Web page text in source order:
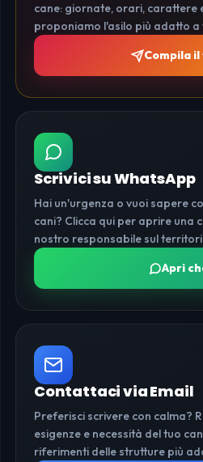
cane: giornate, orari, carattere
proponiamo l'asilo più adatto a
Compila
Scrivici su WhatsApp
Hai un'urgenza o vuoi sapere
cani? Clicca qui per aprire una
nostro responsabile sul
Apri
Contattaci via Email
Preferisci scrivere con calma?
esigenze e necessità del tuo
riferimenti delle strutture più